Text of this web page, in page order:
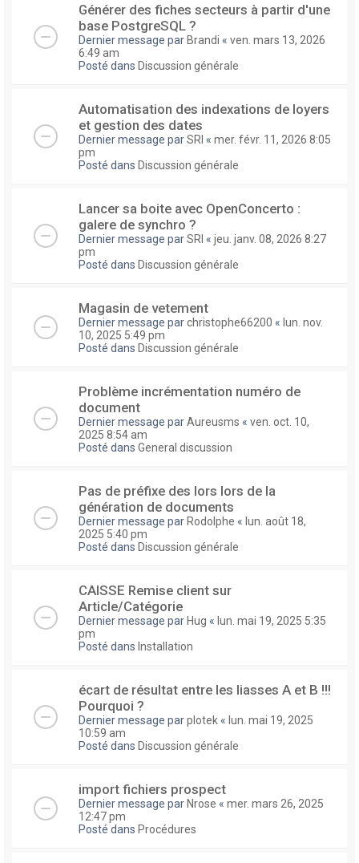
Générer des fiches secteurs à partir d'une
base PostgreSQL ?
Dernier message par Brandi « ven. mars 13, 2026
6:49 am
Posté dans Discussion générale
Automatisation des indexations de loyers
et gestion des dates
Dernier message parSRI « mer. févr. 11, 2026 8:05
pm
Posté dans Discussion générale
Lancer sa boite avec OpenConcerto :
galere de synchro ?
Dernier message parSRI « jeu. janv. 08, 2026 8:27
pm
Posté dans Discussion générale
Magasin de vetement
Dernier message parchristophe66200 « lun. nov.
10, 2025 5:49 pm
Posté dans Discussion générale
Problème incrémentation numéro de
document
Dernier message parAureusms « ven. oct. 10,
2025 8:54 am
Posté dans General discussion
Pas de préfixe des lors lors de la
génération de documents
Dernier message par Rodolphe « lun. août 18,
2025 5:40 pm
Posté dans Discussion générale
CAISSE Remise client sur
Article/Catégorie
Dernier message par Hug « lun. mai 19, 2025 5:35
pm
Posté dans Installation
écart de résultat entre les liasses A et B !!!
Pourquoi ?
Dernier message parplotek « lun. mai 19, 2025
10:59 am
Posté dans Discussion générale
import fichiers prospect
Dernier message par Nrose « mer. mars 26, 2025
12:47 pm
Posté dans Procédures